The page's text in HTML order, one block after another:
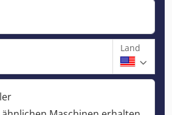
Land